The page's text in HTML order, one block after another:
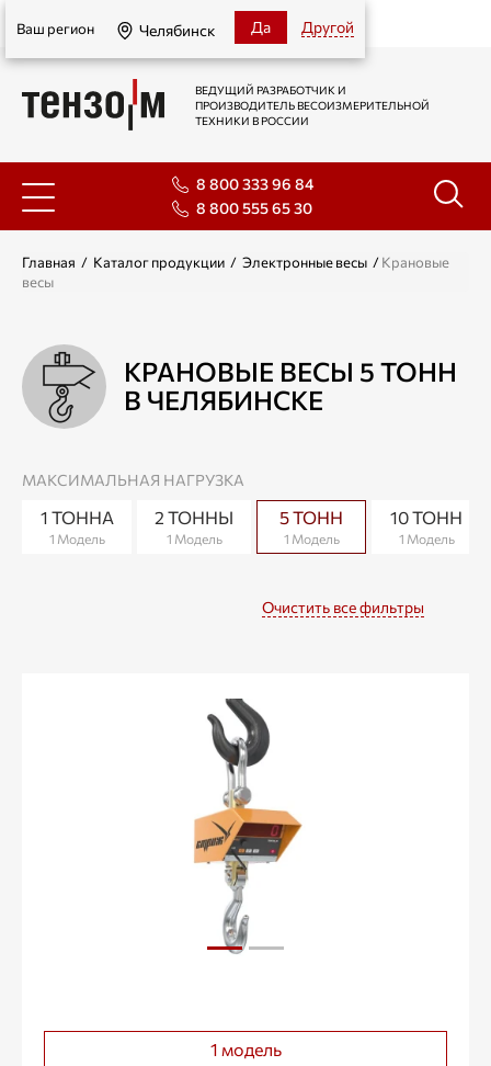
Челябинск
Ваш регион Челябинск Да Другой
ВЕДУЩИЙ РАЗРАБОТЧИК И
ПРОИЗВОДИТЕЛЬ ВЕСОИЗМЕРИТЕЛЬНОЙ
ТЕХНИКИ В РОССИИ
8 800 333 96 84
8 800 555 65 30
Главная / Каталог продукции / Электронные весы /Крановые
весы
КРАНОВЫЕ ВЕСЫ 5 ТОНН
В ЧЕЛЯБИНСКЕ
МАКСИМАЛЬНАЯ НАГРУЗКА
1 ТОННА
1 Модель
2 ТОННЫ
1 Модель
5 ТОНН
1 Модель
10 ТОНН
1 Модель
Очистить все фильтры
1 модель